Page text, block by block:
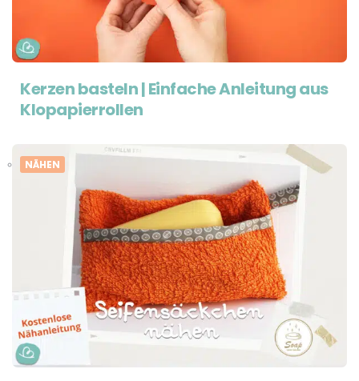
Kerzen basteln | Einfache Anleitung aus
Klopapierrollen
NÄHEN